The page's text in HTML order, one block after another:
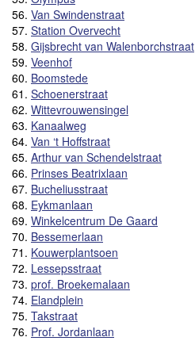
56. Van Swindenstraat
57. Station Overvecht
58. Gijsbrecht van Walenborchstraat
59. Veenhof
60. Boomstede
61. Schoenerstraat
62. Wittevrouwensingel
63. Kanaalweg
64. Van ‘t Hoffstraat
65. Arthur van Schendelstraat
66. Prinses Beatrixlaan
67. Bucheliusstraat
68. Eykmanlaan
69. Winkelcentrum De Gaard
70. Bessemerlaan
71. Kouwerplantsoen
72. Lessepsstraat
73. prof. Broekemalaan
74. Elandplein
75. Takstraat
76. Prof. Jordanlaan